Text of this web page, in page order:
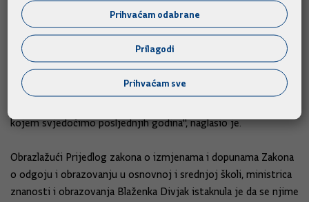
"Predloženi zakon treba pridonijeti poticanju novih investicija
u području istraživanja i eksploatacije ugljikovodika i
geotermalnih voda odnosno omogućiti pokretanje novih
nadmetanja za istraživanje i eskploataciju ugljikovodika na
kopnu, a time i mogućnost otkrivanja novih rezervi nafte i
kojem svjedočimo posljednjih godina", naglasio je.
Obrazlažući Prijedlog zakona o izmjenama i dopunama Zakona
o odgoju i obrazovanju u osnovnoj i srednjoj školi, ministrica
znanosti i obrazovanja Blaženka Divjak istaknula je da se njime
Prihvaćam odabrane
Prilagodi
Prihvaćam sve